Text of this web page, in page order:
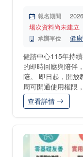
報名期間
場次資料尚未建立
承辦單位 健
健諮中心115年持
的即時回應與陪伴
陪。 即日起，開放
周可開通使用權限
查看詳情